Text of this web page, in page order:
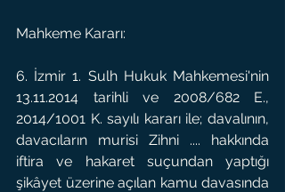
Mahkeme Kararı:
6. İzmir 1. Sulh Hukuk Mahkemesi'nin
13.11.2014 tarihli ve 2008/682 E.,
2014/1001 K. sayılı kararı ile; davalının,
davacıların murisi Zihni .... hakkında
iftira ve hakaret suçundan yaptığı
şikâyet üzerine açılan kamu davasında